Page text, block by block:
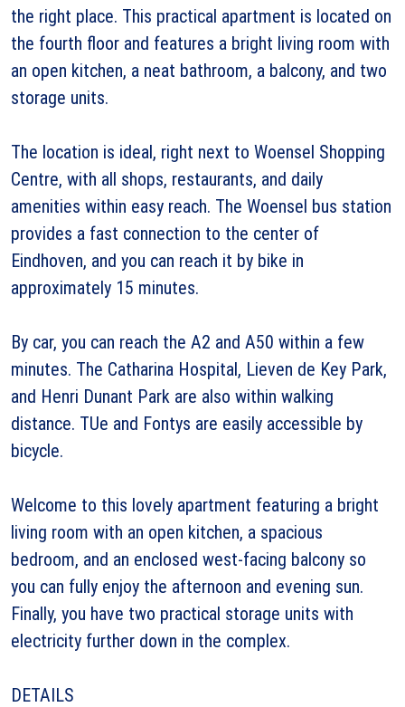
the right place. This practical apartment is located on
the fourth floor and features a bright living room with
an open kitchen, a neat bathroom, a balcony, and two
storage units.
The location is ideal, right next to Woensel Shopping
Centre, with all shops, restaurants, and daily
amenities within easy reach. The Woensel bus station
provides a fast connection to the center of
Eindhoven, and you can reach it by bike in
approximately 15 minutes.
By car, you can reach the A2 and A50 within a few
minutes. The Catharina Hospital, Lieven de Key Park,
and Henri Dunant Park are also within walking
distance. TUe and Fontys are easily accessible by
bicycle.
Welcome to this lovely apartment featuring a bright
living room with an open kitchen, a spacious
bedroom, and an enclosed west-facing balcony so
you can fully enjoy the afternoon and evening sun.
Finally, you have two practical storage units with
electricity further down in the complex.
DETAILS